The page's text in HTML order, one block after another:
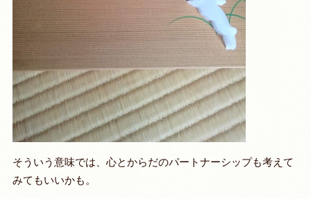
そういう意味では、 心とからだのパートナーシップも考えて
みてもいいかも。